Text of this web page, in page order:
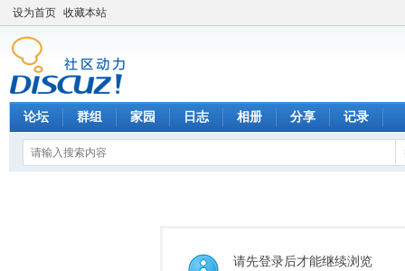
设为首页 收藏本站
论坛 群组 家园 日志 相册 分享 记录
请先登录后才能继续浏览